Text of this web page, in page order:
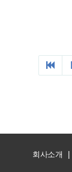
회사소개 |